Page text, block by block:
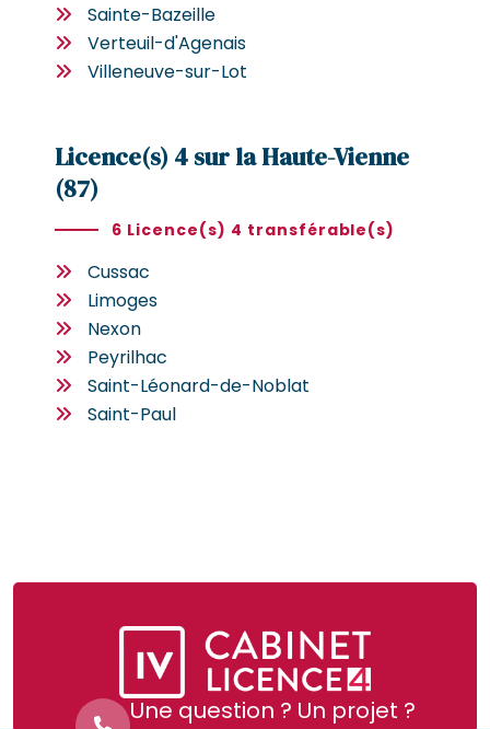
Sainte-Bazeille
Verteuil-d'Agenais
Villeneuve-sur-Lot
Licence(s) 4 sur la Haute-Vienne
(87)
6 Licence(s) 4 transférable(s)
Cussac
Limoges
Nexon
Peyrilhac
Saint-Léonard-de-Noblat
Saint-Paul
Une question ? Un projet ?